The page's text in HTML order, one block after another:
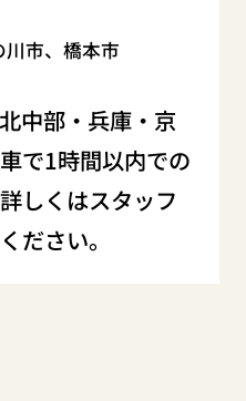
市、橋本市
中部・兵庫・京
で1時間以内での
しくはスタッフ
ださい。